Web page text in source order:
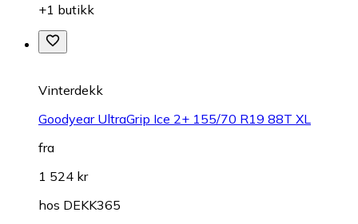
+1 butikk
Vinterdekk
Goodyear UltraGrip Ice 2+ 155/70 R19 88T XL
fra
1 524 kr
hos DEKK365